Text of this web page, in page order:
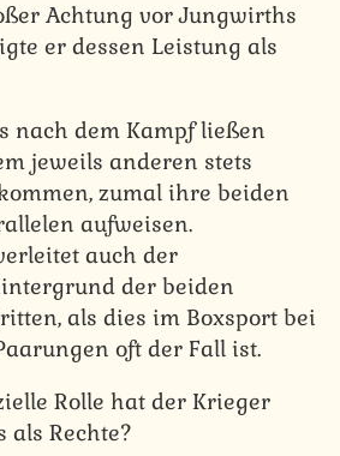
Achtung vor Jungwirths
er dessen Leistung als
nach dem Kampf ließen
jeweils anderen stets
zumal ihre beiden
aufweisen.
auch der
der beiden
als dies im Boxsport bei
oft der Fall ist.
Rolle hat der Krieger
Rechte?